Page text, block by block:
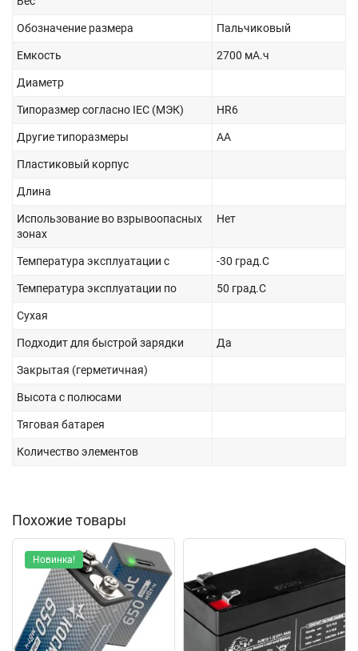
Обозначение размера Пальчиковый
Емкость 2700 мА.ч
Диаметр
Типоразмер согласно IEC (МЭК) HR6
Другие типоразмеры AA
Пластиковый корпус
Длина
Использование во взрывоопасных
зонах
Нет
Температура эксплуатации с -30 град.C
Температура эксплуатации по 50 град.C
Сухая
Подходит для быстрой зарядки Да
Закрытая (герметичная)
Высота с полюсами
Тяговая батарея
Количество элементов
Похожие товары
Новинка!